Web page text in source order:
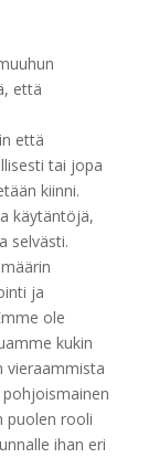
että
että
tai jopa
kiinni.
käytäntöjä,
selvästi.
ja
ole
kukin
vieraammista
puolen rooli
ihan eri